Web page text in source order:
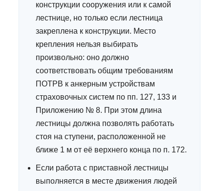
конструкции сооружения или к самой
лестнице, но только если лестница
закреплена к конструкции. Место
крепления нельзя выбирать
произвольно: оно должно
соответствовать общим требованиям
ПОТРВ к анкерным устройствам
страховочных систем по пп. 127, 133 и
Приложению № 8. При этом длина
лестницы должна позволять работать
стоя на ступени, расположенной не
ближе 1 м от её верхнего конца по п. 172.
Если работа с приставной лестницы
выполняется в месте движения людей